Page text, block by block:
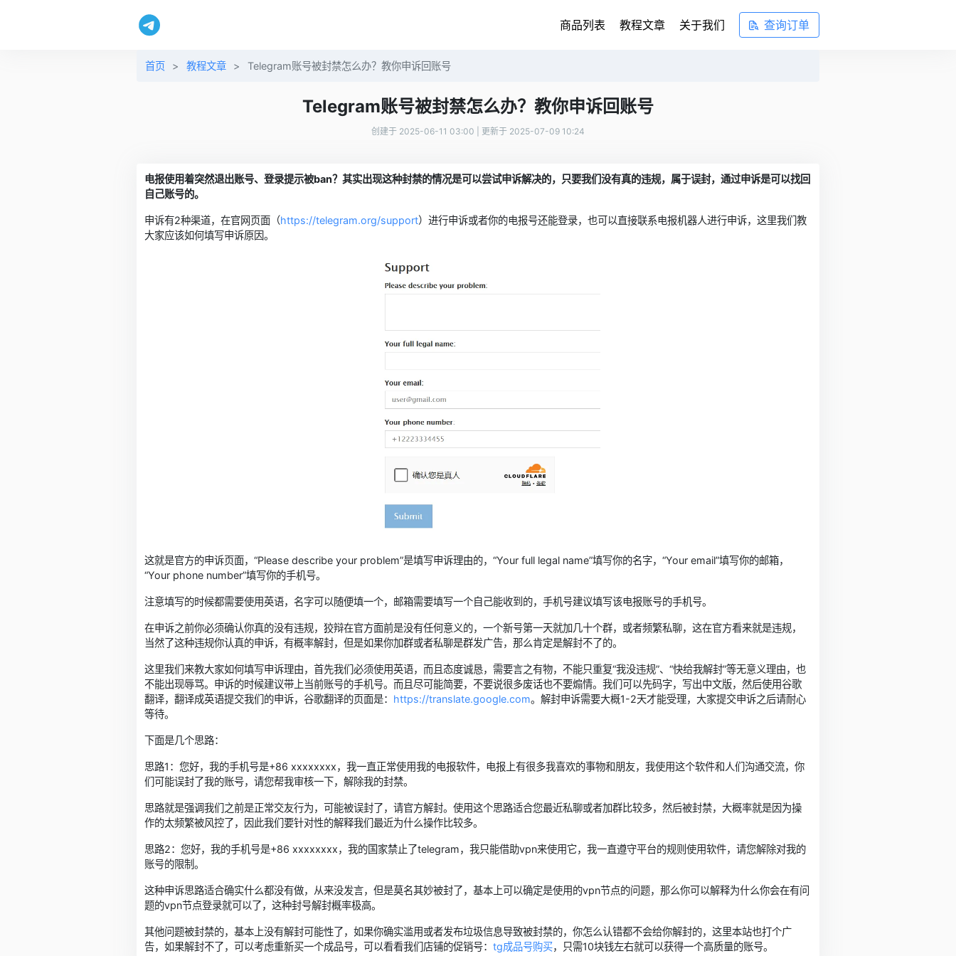
商品列表 教程文章 关于我们 查询订单
首页 > 教程文章 > Telegram账号被封禁怎么办？教你申诉回账号
Telegram账号被封禁怎么办？教你申诉回账号
创建于 2025-06-11 03:00 | 更新于 2025-07-09 10:24
电报使用着突然退出账号、登录提示被ban？其实出现这种封禁的情况是可以尝试申诉解决的，只要我们没有真的违规，属于误封，通过申诉是可以找回
自己账号的。
申诉有2种渠道，在官网页面（https://telegram.org/support）进行申诉或者你的电报号还能登录，也可以直接联系电报机器人进行申诉，这里我们教
大家应该如何填写申诉原因。
这就是官方的申诉页面，“Please describe your problem”是填写申诉理由的，“Your full legal name”填写你的名字，“Your email”填写你的邮箱，
“Your phone number”填写你的手机号。
注意填写的时候都需要使用英语，名字可以随便填一个，邮箱需要填写一个自己能收到的，手机号建议填写该电报账号的手机号。
在申诉之前你必须确认你真的没有违规，狡辩在官方面前是没有任何意义的，一个新号第一天就加几十个群，或者频繁私聊，这在官方看来就是违规，
当然了这种违规你认真的申诉，有概率解封，但是如果你加群或者私聊是群发广告，那么肯定是解封不了的。
这里我们来教大家如何填写申诉理由，首先我们必须使用英语，而且态度诚恳，需要言之有物，不能只重复“我没违规”、“快给我解封”等无意义理由，也
不能出现辱骂。申诉的时候建议带上当前账号的手机号。而且尽可能简要，不要说很多废话也不要煽情。我们可以先码字，写出中文版，然后使用谷歌
翻译，翻译成英语提交我们的申诉，谷歌翻译的页面是： https://translate.google.com。解封申诉需要大概1-2天才能受理，大家提交申诉之后请耐心
等待。
下面是几个思路：
思路1：您好，我的手机号是+86 xxxxxxxx，我一直正常使用我的电报软件，电报上有很多我喜欢的事物和朋友，我使用这个软件和人们沟通交流，你
们可能误封了我的账号，请您帮我审核一下，解除我的封禁。
思路就是强调我们之前是正常交友行为，可能被误封了，请官方解封。使用这个思路适合您最近私聊或者加群比较多，然后被封禁，大概率就是因为操
作的太频繁被风控了，因此我们要针对性的解释我们最近为什么操作比较多。
思路2：您好，我的手机号是+86 xxxxxxxx，我的国家禁止了telegram，我只能借助vpn来使用它，我一直遵守平台的规则使用软件，请您解除对我的
账号的限制。
这种申诉思路适合确实什么都没有做，从来没发言，但是莫名其妙被封了，基本上可以确定是使用的vpn节点的问题，那么你可以解释为什么你会在有问
题的vpn节点登录就可以了，这种封号解封概率极高。
其他问题被封禁的，基本上没有解封可能性了，如果你确实滥用或者发布垃圾信息导致被封禁的，你怎么认错都不会给你解封的，这里本站也打个广
告，如果解封不了，可以考虑重新买一个成品号，可以看看我们店铺的促销号：tg成品号购买，只需10块钱左右就可以获得一个高质量的账号。